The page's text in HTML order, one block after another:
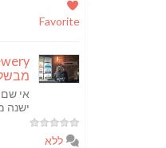
Favorite
אי שם
ישנה
ללא